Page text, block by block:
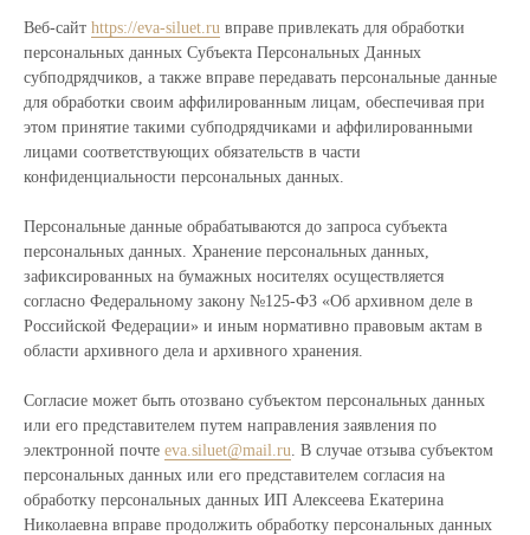
Веб-сайт https://eva-siluet.ru вправе привлекать для обработки
персональных данных Субъекта Персональных Данных
субподрядчиков, а также вправе передавать персональные данные
для обработки своим аффилированным лицам, обеспечивая при
этом принятие такими субподрядчиками и аффилированными
лицами соответствующих обязательств в части
конфиденциальности персональных данных.
Персональные данные обрабатываются до запроса субъекта
персональных данных. Хранение персональных данных,
зафиксированных на бумажных носителях осуществляется
согласно Федеральному закону №125-ФЗ «Об архивном деле в
Российской Федерации» и иным нормативно правовым актам в
области архивного дела и архивного хранения.
Согласие может быть отозвано субъектом персональных данных
или его представителем путем направления заявления по
электронной почте eva.siluet@mail.ru. В случае отзыва субъектом
персональных данных или его представителем согласия на
обработку персональных данных ИП Алексеева Екатерина
Николаевна вправе продолжить обработку персональных данных